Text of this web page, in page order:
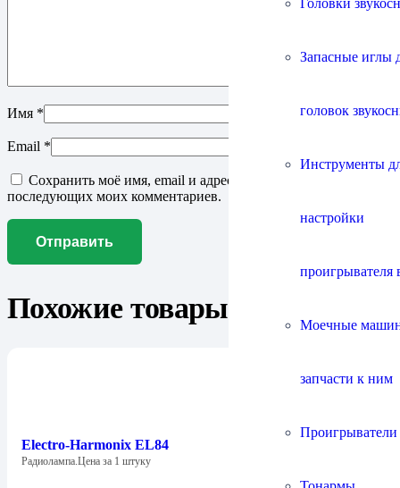
Запасные иглы
головок
Инструменты
настройки
проигрывателя
Моечные
запчасти к ним
Имя *
Email *
Сохранить моё имя, email и адрес сайта в этом браузере для
последующих моих комментариев.
Похожие товары
Electro-Harmonix EL84
Радиолампа.Цена за 1 штуку